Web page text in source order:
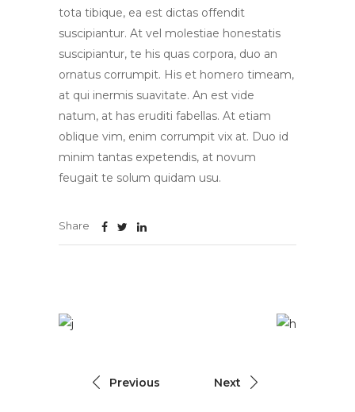
tota tibique, ea est dictas offendit
suscipiantur. At vel molestiae honestatis
suscipiantur, te his quas corpora, duo an
ornatus corrumpit. His et homero timeam,
at qui inermis suavitate. An est vide
natum, at has eruditi fabellas. At etiam
oblique vim, enim corrumpit vix at. Duo id
minim tantas expetendis, at novum
feugait te solum quidam usu.
Share
Previous Next